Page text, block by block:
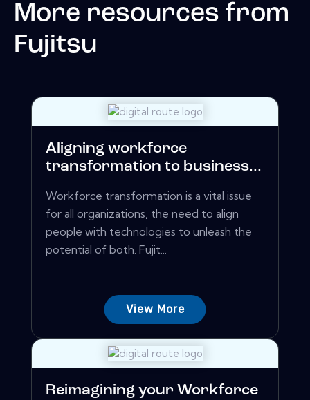
More resources from
Fujitsu
Aligning workforce
transformation to business...
Workforce transformation is a vital issue
for all organizations, the need to align
people with technologies to unleash the
potential of both. Fujit...
View More
Reimagining your Workforce